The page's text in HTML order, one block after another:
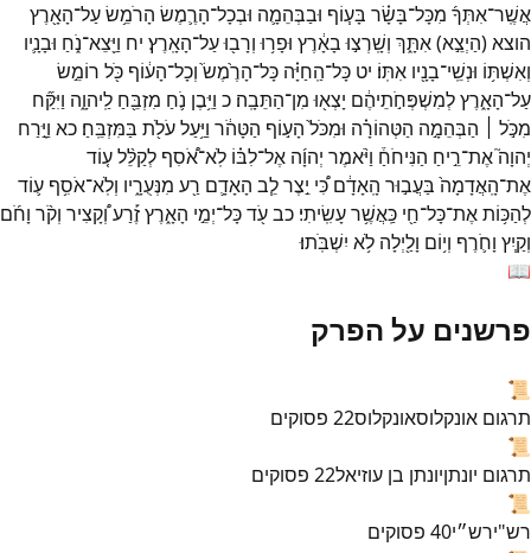
אֲשֶֽׁר־אִתְּךָ֜ מִכָּל־בָּשָׂ֗ר בָּע֧וֹף וּבַבְּהֵמָ֛ה וּבְכָל־הָרֶ֛מֶשׂ הָרֹמֵ֥שׂעַל־הָאָ֖רֶץ
הוצא(הַיְצֵ֣א)אִתָּ֑ךְ וְשָֽׁרְצ֣וּ בָאָ֔רֶץ וּפָר֥וּ וְרָב֖וּעַל־הָאָֽרֶץ׃ יח וַיֵּ֖צֵא־נֹ֑חַ וּבָנָ֛יו
וְאִשְׁתּ֥וֹ וּנְשֵֽׁי־בָנָ֖יו אִתּֽוֹ׃ יט כָּל־הַֽחַיָּ֗ה כָּל־הָרֶ֙מֶשׂ֙ וְכָל־הָע֔וֹף כֹּ֖ל רוֹמֵ֣שׂ
עַל־הָאָ֑רֶץלְמִשְׁפְּחֹ֣תֵיהֶ֔ם יָצְא֖וּ מִן־הַתֵּבָֽה׃ כ וַיִּ֥בֶן נֹ֛חַ מִזְבֵּ֖חַ לַֽיהוָ֑ה וַיִּקַּ֞ח
מִכֹּ֣ל ׀
הַבְּהֵמָ֣ה הַטְּהוֹרָ֗ה וּמִכֹּל֙ הָע֣וֹף הַטָּהֹ֔ר וַיַּ֥עַלעֹלֹ֖ת בַּמִּזְבֵּֽחַ׃ כא וַיָּ֣רַח
יְהוָה֮אֶת־רֵ֣יחַ הַנִּיחֹחַ֒ וַיֹּ֨אמֶר יְהוָ֜ה אֶל־לִבּ֗וֹ לֹֽא־אֹ֠סִף לְקַלֵּ֨לע֤וֹד
אֶת־הָֽאֲדָמָה֙ בַּעֲב֣וּר הָֽאָדָ֔ם כִּ֠י יֵ֣צֶרלֵ֧ב הָאָדָ֛ם רַ֖ע מִנְּעֻרָ֑יו וְלֹֽא־אֹסִ֥ף ע֛וֹד
לְהַכּ֥וֹתאֶת־כָּל־חַ֖י כַּֽאֲשֶׁ֥רעָשִֽׂיתִי׃ כבעֹ֖דכָּל־יְמֵ֣י הָאָ֑רֶץזֶ֡רַעוְ֠קָצִיר וְקֹ֨ר וָחֹ֜ם
וְקַ֧יִץ וָחֹ֛רֶף וְי֥וֹם וָלַ֖יְלָה לֹ֥א יִשְׁבֹּֽתוּ׃
📖
פרשנים על הפרק
📜
תרגום אונקלוסאונקלוס22 פסוקים
📜
תרגום יונתןיונתן בן עוזיאל22 פסוקים
📜
רש"ירש״י40 פסוקים